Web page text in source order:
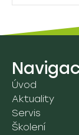
8A.
9D. Vozíky
Školení
Úvod
Aktuality
Servis
Školení